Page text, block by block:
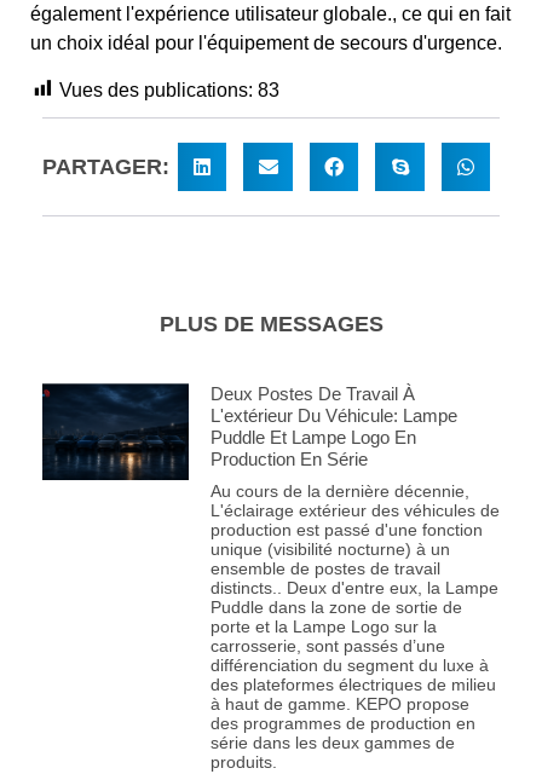
également l'expérience utilisateur globale., ce qui en fait
un choix idéal pour l'équipement de secours d'urgence.
Vues des publications: 83
PARTAGER:
PLUS DE MESSAGES
Deux Postes De Travail À
L'extérieur Du Véhicule: Lampe
Puddle Et Lampe Logo En
Production En Série
Au cours de la dernière décennie,
L'éclairage extérieur des véhicules de
production est passé d'une fonction
unique (visibilité nocturne) à un
ensemble de postes de travail
distincts.. Deux d'entre eux, la Lampe
Puddle dans la zone de sortie de
porte et la Lampe Logo sur la
carrosserie, sont passés d’une
différenciation du segment du luxe à
des plateformes électriques de milieu
à haut de gamme. KEPO propose
des programmes de production en
série dans les deux gammes de
produits.